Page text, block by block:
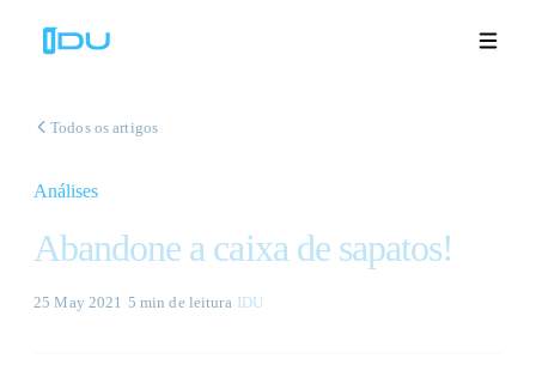
Soluções
Plataforma
Sucesso global
Todos os artigos
Análises
Abandone a caixa de sapatos!
25 May 2021 5 min de leitura· IDU